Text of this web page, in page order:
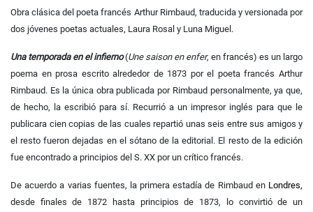
Obra clásica del poeta francés Arthur Rimbaud, traducida y versionada por
dos jóvenes poetas actuales, Laura Rosal y Luna Miguel.
Una temporada en el infierno(Une saison en enfer, en francés) es un largo
poema en prosa escrito alrededor de 1873 por el poeta francés Arthur
Rimbaud. Es la única obra publicada por Rimbaud personalmente, ya que,
de hecho, la escribió para sí. Recurrió a un impresor inglés para que le
publicara cien copias de las cuales repartió unas seis entre sus amigos y
el resto fueron dejadas en el sótano de la editorial. El resto de la edición
fue encontrado a principios del S. XX por un crítico francés.
De acuerdo a varias fuentes, la primera estadía de Rimbaud en Londres,
desde finales de 1872 hasta principios de 1873, lo convirtió de un